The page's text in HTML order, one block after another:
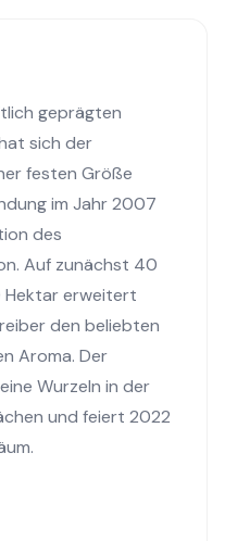
geprägten
sich der
festen Größe
im Jahr 2007
des
Auf zunächst 40
Hektar erweitert
den beliebten
Aroma. Der
Wurzeln in der
und feiert 2022